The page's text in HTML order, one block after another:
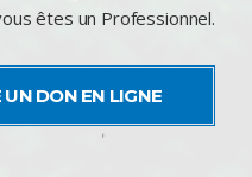
êtes un Professionnel.
UN DON EN LIGNE